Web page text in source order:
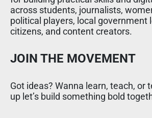
across students, journalists,
political players, local government
citizens, and content creators.
JOIN THE MOVEMENT
Got ideas? Wanna learn, teach, or
up let’s build something bold